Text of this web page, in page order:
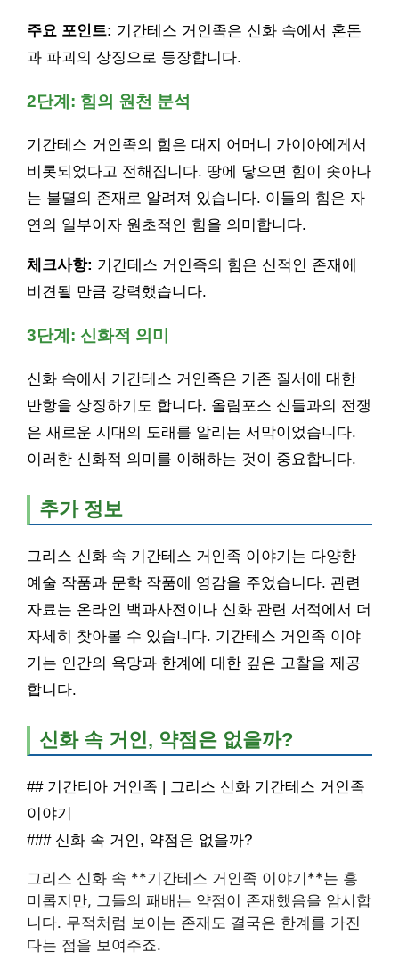
주요 포인트: 기간테스 거인족은 신화 속에서 혼돈
과 파괴의 상징으로 등장합니다.
2단계: 힘의 원천 분석
기간테스 거인족의 힘은 대지 어머니 가이아에게서
비롯되었다고 전해집니다. 땅에 닿으면 힘이 솟아나
는 불멸의 존재로 알려져 있습니다. 이들의 힘은 자
연의 일부이자 원초적인 힘을 의미합니다.
체크사항: 기간테스 거인족의 힘은 신적인 존재에
비견될 만큼 강력했습니다.
3단계: 신화적 의미
신화 속에서 기간테스 거인족은 기존 질서에 대한
반항을 상징하기도 합니다. 올림포스 신들과의 전쟁
은 새로운 시대의 도래를 알리는 서막이었습니다.
이러한 신화적 의미를 이해하는 것이 중요합니다.
추가 정보
그리스 신화 속 기간테스 거인족 이야기는 다양한
예술 작품과 문학 작품에 영감을 주었습니다. 관련
자료는 온라인 백과사전이나 신화 관련 서적에서 더
자세히 찾아볼 수 있습니다. 기간테스 거인족 이야
기는 인간의 욕망과 한계에 대한 깊은 고찰을 제공
합니다.
신화 속 거인, 약점은 없을까?
## 기간티아 거인족 | 그리스 신화 기간테스 거인족
이야기
### 신화 속 거인, 약점은 없을까?
그리스 신화 속 **기간테스 거인족 이야기**는 흥
미롭지만, 그들의 패배는 약점이 존재했음을 암시합
니다. 무적처럼 보이는 존재도 결국은 한계를 가진
다는 점을 보여주죠.